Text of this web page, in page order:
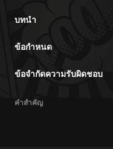
บทนำ
ข้อกำหนด
ข้อจำกัดความรับผิดชอบ
คำสำคัญ